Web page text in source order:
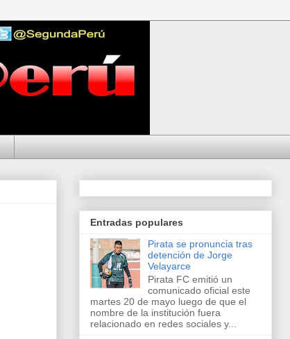
Entradas populares
Pirata se pronuncia tras
detención de Jorge
Velayarce
Pirata FC emitió un
comunicado oficial este
martes 20 de mayo luego de que el
nombre de la institución fuera
relacionado en redes sociales y...